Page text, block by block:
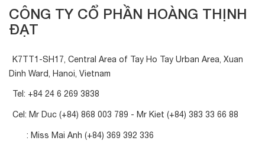
CÔNG TY CỔ PHẦN HOÀNG THỊNH
ĐẠT
K7TT1-SH17, Central Area of Tay Ho Tay Urban Area, Xuan
Dinh Ward, Hanoi, Vietnam
Tel: +84 24 6 269 3838
Cel: Mr Duc (+84) 868 003 789 - Mr Kiet (+84) 383 33 66 88
: Miss Mai Anh (+84) 369 392 336